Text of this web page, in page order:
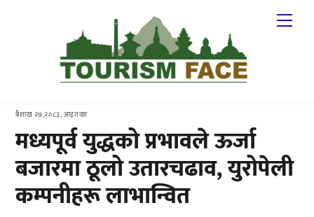
बैशाख २७,२०८३, आइतवार
मध्यपूर्व युद्धको प्रभावले ऊर्जा
बजारमा ठूलो उतारचढाव, युरोपेली
कम्पनीहरू लाभान्वित